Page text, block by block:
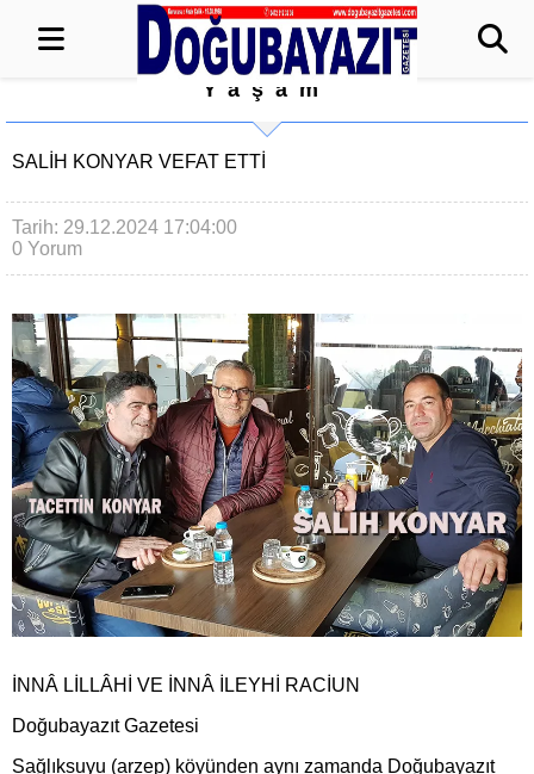
Yaşam
SALİH KONYAR VEFAT ETTİ
Tarih: 29.12.2024 17:04:00
0 Yorum
İNNÂ LİLLÂHİ VE İNNÂ İLEYHİ RACİUN
Doğubayazıt Gazetesi
Sağlıksuyu (arzep) köyünden aynı zamanda Doğubayazıt